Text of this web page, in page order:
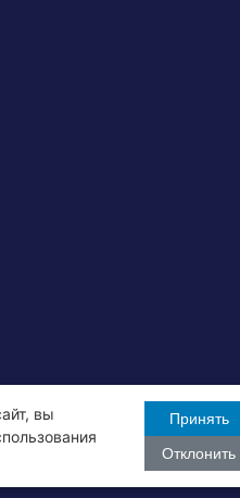
вы
Принять
Отклонить